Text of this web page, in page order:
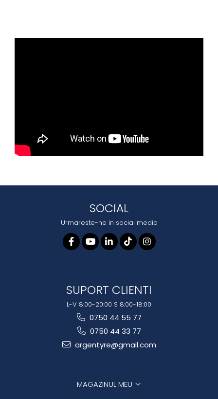
SOCIAL
Urmareste-ne in social media
SUPORT CLIENTI
L-V 8:00-20:00 S 8:00-18:00
0750 44 55 77
0750 44 33 77
argentyre@gmail.com
MAGAZINUL MEU